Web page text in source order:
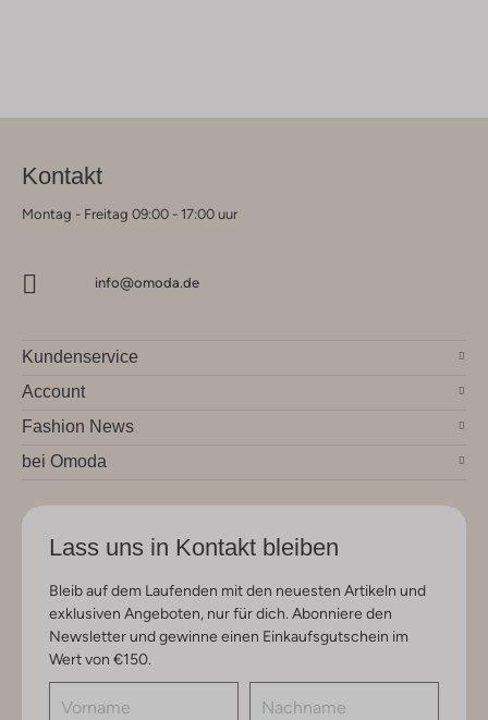
Kontakt
Montag - Freitag 09:00 - 17:00 uur
info@omoda.de
Kundenservice
Account
Fashion News
bei Omoda
Lass uns in Kontakt bleiben
Bleib auf dem Laufenden mit den neuesten Artikeln und
exklusiven Angeboten, nur für dich. Abonniere den
Newsletter und gewinne einen Einkaufsgutschein im
Wert von €150.